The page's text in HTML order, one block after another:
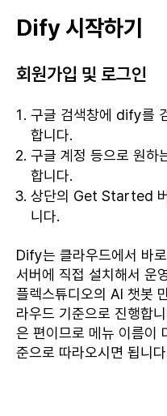
Dify 시작하기
회원가입 및 로그인
구글 검색창에 dify를
합니다.
구글 계정 등으로 원하
합니다.
상단의 Get Started
니다.
Dify는 클라우드에서 바
서버에 직접 설치해서 운
플렉스튜디오의 AI 챗봇
라우드 기준으로 진행합
은 편이므로 메뉴 이름이
준으로 따라오시면 됩니